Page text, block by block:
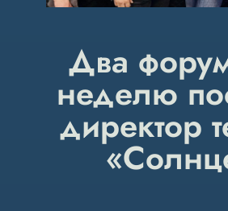
Два
неделю
директор